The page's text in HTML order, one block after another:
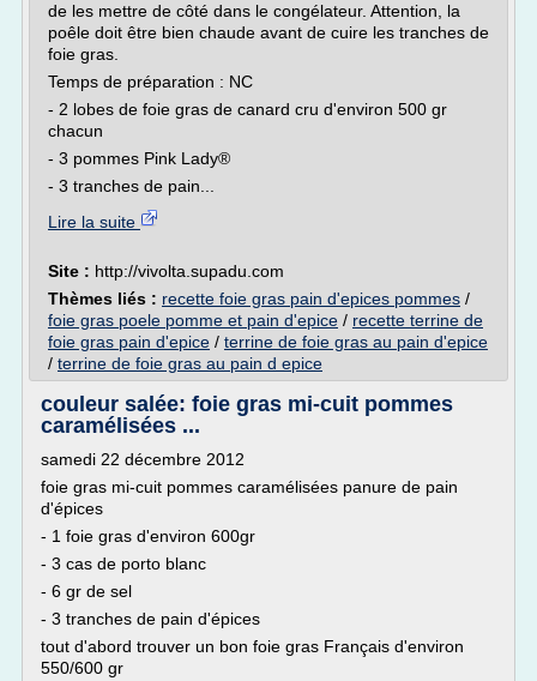
de les mettre de côté dans le congélateur. Attention, la
poêle doit être bien chaude avant de cuire les tranches de
foie gras.
Temps de préparation : NC
- 2 lobes de foie gras de canard cru d'environ 500 gr
chacun
- 3 pommes Pink Lady®
- 3 tranches de pain...
Lire la suite
Site : http://vivolta.supadu.com
Thèmes liés : recette foie gras pain d'epices pommes /
foie gras poele pomme et pain d'epice / recette terrine de
foie gras pain d'epice / terrine de foie gras au pain d'epice
/ terrine de foie gras au pain d epice
couleur salée: foie gras mi-cuit pommes
caramélisées ...
samedi 22 décembre 2012
foie gras mi-cuit pommes caramélisées panure de pain
d'épices
- 1 foie gras d'environ 600gr
- 3 cas de porto blanc
- 6 gr de sel
- 3 tranches de pain d'épices
tout d'abord trouver un bon foie gras Français d'environ
550/600 gr